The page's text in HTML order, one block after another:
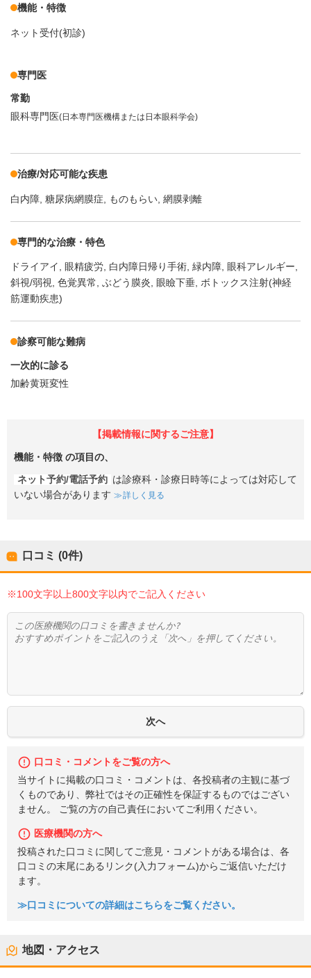
機能・特徴
ネット受付(初診)
専門医
常勤
眼科専門医(日本専門医機構または日本眼科学会)
治療/対応可能な疾患
白内障 糖尿病網膜症 ものもらい 網膜剥離
専門的な治療・特色
ドライアイ 眼精疲労 白内障日帰り手術 緑内障 眼科アレルギー
斜視/弱視
色覚異常 ぶどう膜炎 眼瞼下垂 ボトックス注射(神経
筋運動疾患)
診察可能な難病
一次的に診る
加齢黄斑変性
【掲載情報に関するご注意】
機能・特徴 の項目の、
ネット予約/電話予約 は診療科・診療日時等によっては対応して
いない場合があります
詳しく見る
口コミ (0件)
※100文字以上800文字以内でご記入ください
口コミ・コメントをご覧の方へ
当サイトに掲載の口コミ・コメントは、各投稿者の主観に基づ
くものであり、弊社ではその正確性を保証するものではござい
ません。 ご覧の方の自己責任においてご利用ください。
医療機関の方へ
投稿された口コミに関してご意見・コメントがある場合は、各
口コミの末尾にあるリンク(入力フォーム)からご返信いただけ
ます。
≫口コミについての詳細はこちらをご覧ください。
地図・アクセス